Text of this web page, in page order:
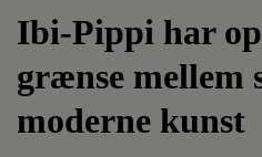
Ibi-Pippi har
grænse mellem
moderne kunst